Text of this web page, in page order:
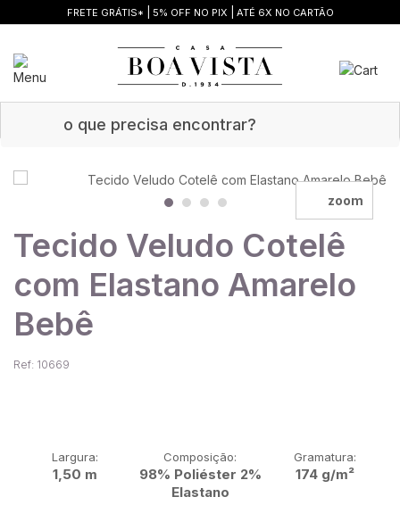
FRETE GRÁTIS* 5% OFF NO PIX ATÉ 6X NO CARTÃO
zoom
Tecido Veludo Cotelê
com Elastano Amarelo
Bebê
Ref: 10669
Largura:
1,50 m
Composição:
98% Poliéster 2%
Elastano
Gramatura:
174 g/m²